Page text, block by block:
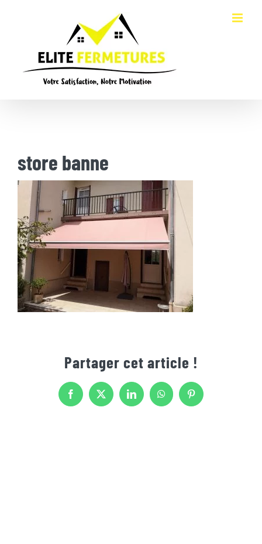
store banne
Partager cet article !
Facebook
X LinkedInWhatsAppPinterest